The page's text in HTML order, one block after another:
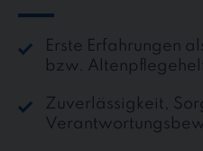
Erste Erfahrungen
bzw.
Zuverlässigkeit,